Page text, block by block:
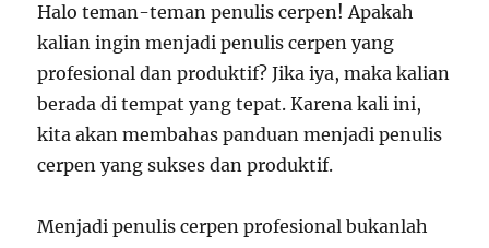
Halo teman-teman penulis cerpen! Apakah
kalian ingin menjadi penulis cerpen yang
profesional dan produktif? Jika iya, maka kalian
berada di tempat yang tepat. Karena kali ini,
kita akan membahas panduan menjadi penulis
cerpen yang sukses dan produktif.
Menjadi penulis cerpen profesional bukanlah